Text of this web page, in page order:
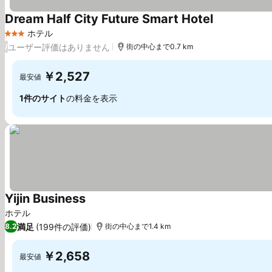
3 ホテルのランク
ホテル
Dream Half City Future Smart Hotel料金を表示
/ユーザー評価はありません 街の中心まで0.7 km
最安値 ￥2,527
1件のサイトの料金を表示
ホテル
Yijin Business料金を表示
8.2満足 (199件の評価) 街の中心まで1.4 km
最安値 ￥2,658